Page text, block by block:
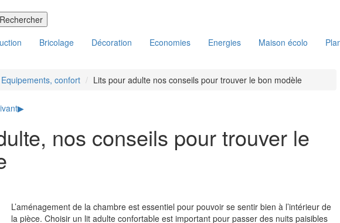
Bricolage Décoration Economies Energies Maison écolo
Equipements, confort Lits pour adulte nos conseils pour trouver le bon modèle
▶
nos conseils pour trouver le
L’aménagement de la chambre est essentiel pour pouvoir se sentir bien à l’intérieur de
la pièce. Choisir un lit adulte confortable est important pour passer des nuits paisibles